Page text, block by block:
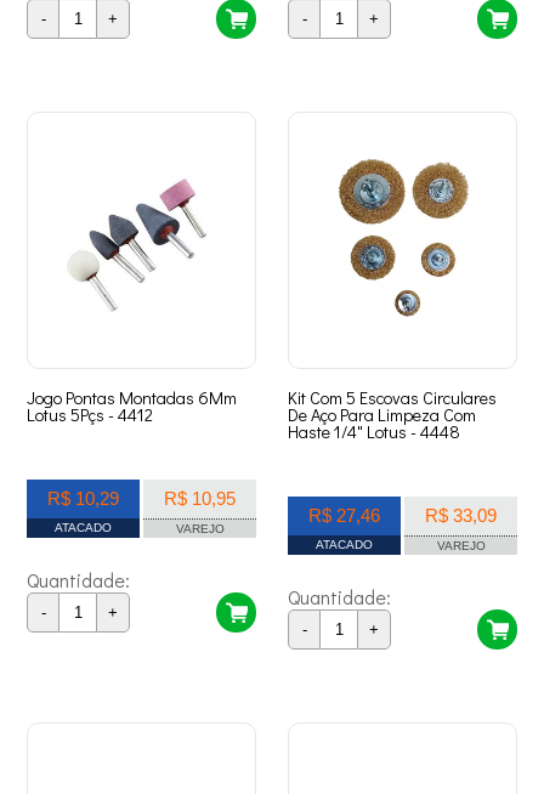
- + - +
Jogo Pontas Montadas 6Mm
Lotus 5Pçs - 4412
R$ 10,29
ATACADO
R$ 10,95
VAREJO
Quantidade:
- +
Kit Com 5 Escovas Circulares
De Aço Para Limpeza Com
Haste 1/4" Lotus - 4448
R$ 27,46
ATACADO
R$ 33,09
VAREJO
Quantidade:
- +